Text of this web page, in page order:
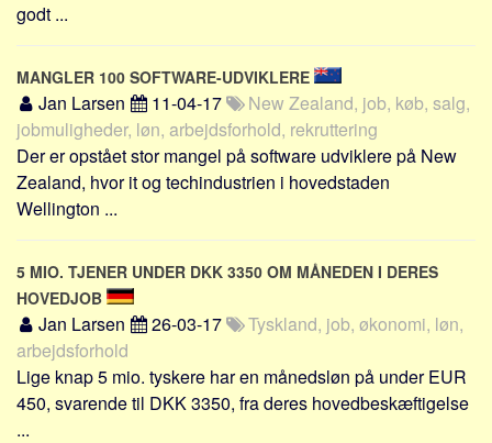
Social sikring og sundhed
Alle
Aspekter
Køb og salg
Økonomi
Jura og regler
Skatter og afgifter
Statistik
Praktisk
Alle
Meta
godt ...
MANGLER 100 SOFTWARE-UDVIKLERE
Jan Larsen 11-04-17
New Zealand, job, køb, salg,
jobmuligheder, løn, arbejdsforhold, rekruttering
Der er opstået stor mangel på software udviklere på New
Zealand, hvor it og techindustrien i hovedstaden
Wellington ...
5 MIO. TJENER UNDER DKK 3350 OM MÅNEDEN I DERES
HOVEDJOB
Jan Larsen 26-03-17
Tyskland, job, økonomi, løn,
arbejdsforhold
Lige knap 5 mio. tyskere har en månedsløn på under EUR
450, svarende til DKK 3350, fra deres hovedbeskæftigelse
...